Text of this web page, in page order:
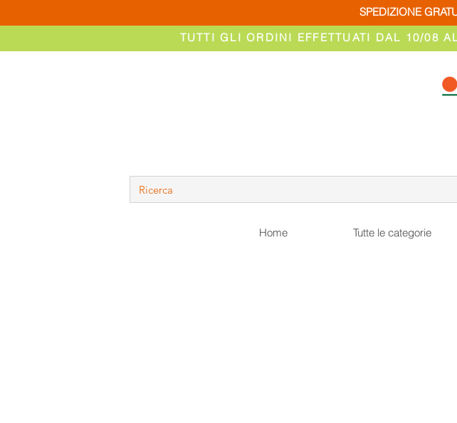
SPEDIZIONE
TUTTI GLI ORDINI EFFETTUATI DAL 10/08
Home Tutte le categorie